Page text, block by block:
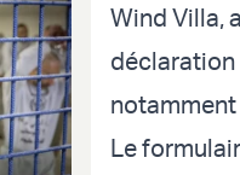
Wind Villa,
Le